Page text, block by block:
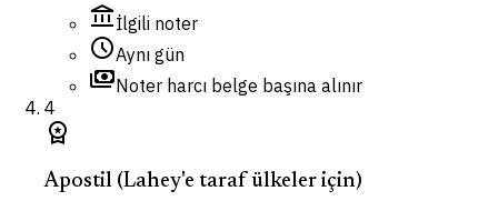
account_balanceİlgili noter
scheduleAynı gün
paymentsNoter harcı belge başına alınır
4
workspace_premium
Apostil (Lahey'e taraf ülkeler için)